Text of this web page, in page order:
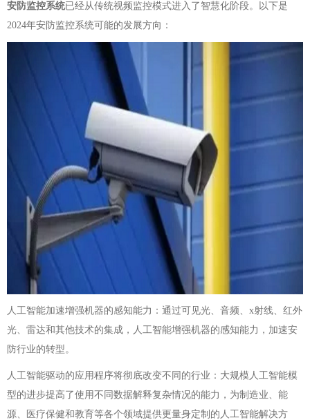
安防监控系统已经从传统视频监控模式进入了智慧化阶段。以下是
2024年安防监控系统可能的发展方向：
人工智能加速增强机器的感知能力：通过可见光、音频、x射线、红外
光、雷达和其他技术的集成，人工智能增强机器的感知能力，加速安
防行业的转型。
人工智能驱动的应用程序将彻底改变不同的行业：大规模人工智能模
型的进步提高了使用不同数据解释复杂情况的能力，为制造业、能
源、医疗保健和教育等各个领域提供更量身定制的人工智能解决方